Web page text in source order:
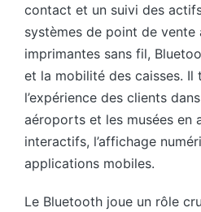
contact et un suivi des
systèmes de point de vente
imprimantes sans fil,
et la mobilité des caisses. Il
l’expérience des clients
aéroports et les musées en
interactifs, l’affichage
applications mobiles.
Le Bluetooth joue un rôle